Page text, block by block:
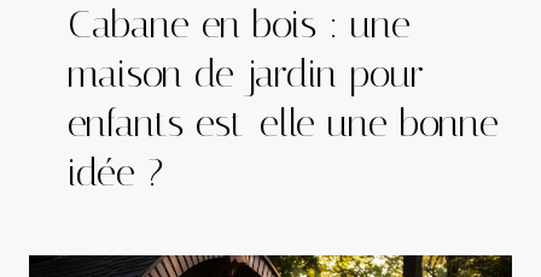
Cabane en bois : une
maison de jardin pour
enfants est-elle une bonne
idée ?